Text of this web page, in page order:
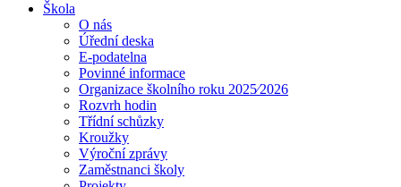
Škola
O nás
Úřední deska
E-podatelna
Povinné informace
Organizace školního roku 2025⁄2026
Rozvrh hodin
Třídní schůzky
Kroužky
Výroční zprávy
Zaměstnanci školy